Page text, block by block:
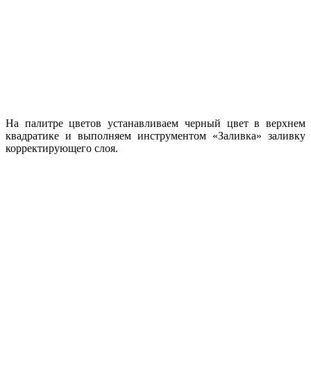
На палитре цветов устанавливаем черный цвет в верхнем
квадратике и выполняем инструментом «Заливка» заливку
корректирующего слоя.